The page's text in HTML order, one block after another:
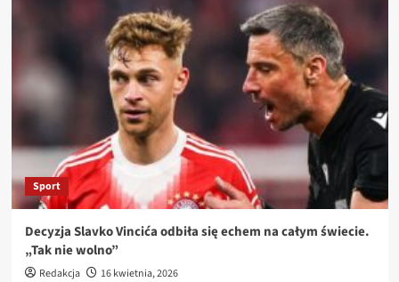
Sport
Decyzja Slavko Vincića odbiła się echem na całym świecie.
„Tak nie wolno”
Redakcja 16 kwietnia, 2026